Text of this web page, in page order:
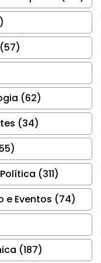
(62)
(34)
(311)
e Eventos (74)
(187)